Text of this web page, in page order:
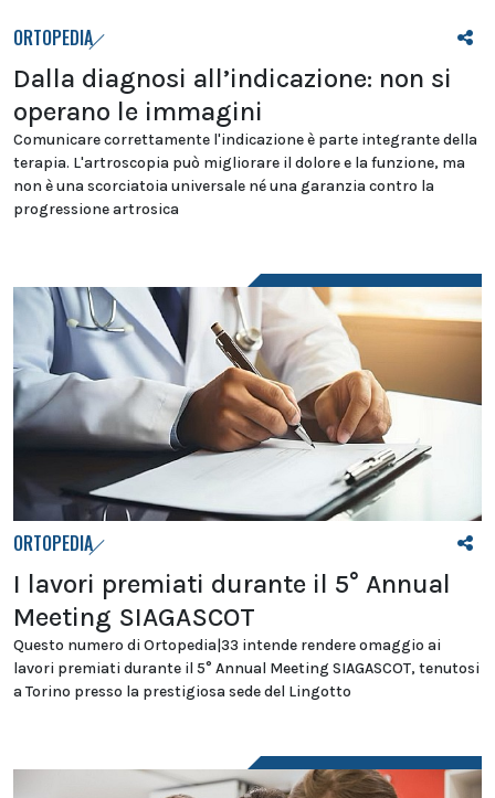
ORTOPEDIA
Dalla diagnosi all’indicazione: non si
operano le immagini
Comunicare correttamente l'indicazione è parte integrante della
terapia. L'artroscopia può migliorare il dolore e la funzione, ma
non è una scorciatoia universale né una garanzia contro la
progressione artrosica
ORTOPEDIA
I lavori premiati durante il 5° Annual
Meeting SIAGASCOT
Questo numero di Ortopedia|33 intende rendere omaggio ai
lavori premiati durante il 5° Annual Meeting SIAGASCOT, tenutosi
a Torino presso la prestigiosa sede del Lingotto